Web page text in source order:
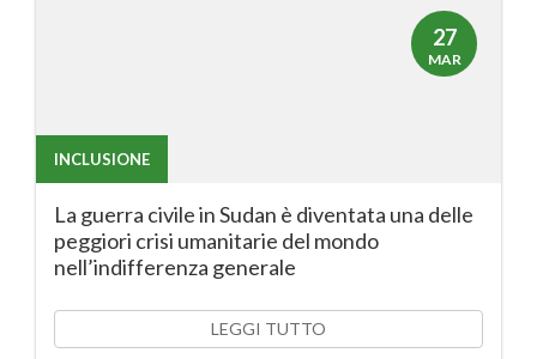
27
MAR
INCLUSIONE
La guerra civile in Sudan è diventata una delle
peggiori crisi umanitarie del mondo
nell’indifferenza generale
LEGGI TUTTO